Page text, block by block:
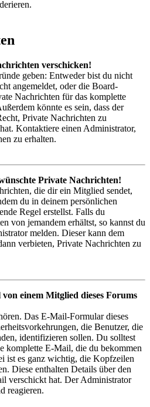
verschicken!
geben: Entweder bist du nicht
angemeldet, oder die Board-
Nachrichten für das komplette
könnte es sein, dass der
Private Nachrichten zu
Kontaktiere einen Administrator,
zu erhalten.
Private Nachrichten!
die dir ein Mitglied sendet,
du in deinem persönlichen
Regel erstellst. Falls du
von jemandem erhältst, so kannst du
melden. Dieser kann dem
verbieten, Private Nachrichten zu
einem Mitglied dieses Forums
Das E-Mail-Formular dieses
die Benutzer, die
identifizieren sollen. Du solltest
komplette E-Mail, die du bekommen
ist es ganz wichtig, die Kopfzeilen
Diese enthalten Details über den
verschickt hat. Der Administrator
reagieren.